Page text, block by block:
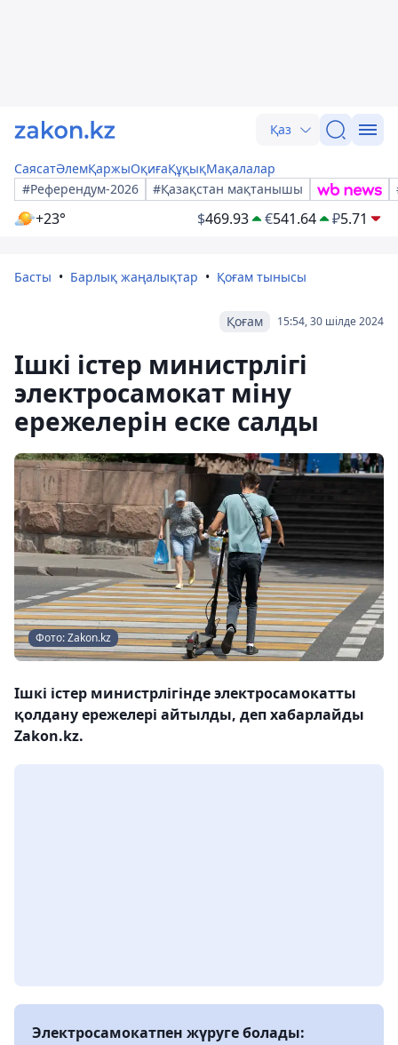
Қаз
СаясатӘлемҚаржыОқиғаҚұқықМақалалар
#Референдум-2026
#Қазақстан мақтанышы
+23° $469.93 €541.64 ₽5.71
Басты Барлық жаңалықтар Қоғам тынысы
15:54, 30 шілде 2024
Қоғам
Ішкі істер министрлігі
электросамокат міну
ережелерін еске салды
Фото: Zakon.kz
Ішкі істер министрлігінде электросамокатты
қолдану ережелері айтылды, деп хабарлайды
Zakon.kz.
Электросамокатпен жүруге болады: